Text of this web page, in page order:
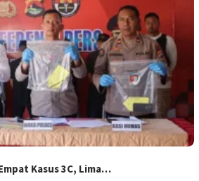
Kasus 3C, Lima…